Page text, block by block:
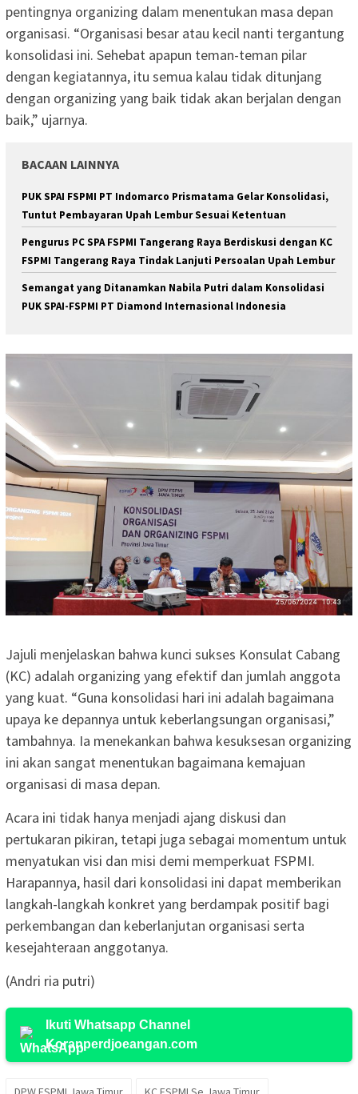
pentingnya organizing dalam menentukan masa depan
organisasi. “Organisasi besar atau kecil nanti tergantung
konsolidasi ini. Sehebat apapun teman-teman pilar
dengan kegiatannya, itu semua kalau tidak ditunjang
dengan organizing yang baik tidak akan berjalan dengan
baik,” ujarnya.
BACAAN LAINNYA
PUK SPAI FSPMI PT Indomarco Prismatama Gelar Konsolidasi,
Tuntut Pembayaran Upah Lembur Sesuai Ketentuan
Pengurus PC SPA FSPMI Tangerang Raya Berdiskusi dengan KC
FSPMI Tangerang Raya Tindak Lanjuti Persoalan Upah Lembur
Semangat yang Ditanamkan Nabila Putri dalam Konsolidasi
PUK SPAI-FSPMI PT Diamond Internasional Indonesia
Jajuli menjelaskan bahwa kunci sukses Konsulat Cabang
(KC) adalah organizing yang efektif dan jumlah anggota
yang kuat. “Guna konsolidasi hari ini adalah bagaimana
upaya ke depannya untuk keberlangsungan organisasi,”
tambahnya. Ia menekankan bahwa kesuksesan organizing
ini akan sangat menentukan bagaimana kemajuan
organisasi di masa depan.
Acara ini tidak hanya menjadi ajang diskusi dan
pertukaran pikiran, tetapi juga sebagai momentum untuk
menyatukan visi dan misi demi memperkuat FSPMI.
Harapannya, hasil dari konsolidasi ini dapat memberikan
langkah-langkah konkret yang berdampak positif bagi
perkembangan dan keberlanjutan organisasi serta
kesejahteraan anggotanya.
(Andri ria putri)
Ikuti Whatsapp Channel
Koranperdjoeangan.com